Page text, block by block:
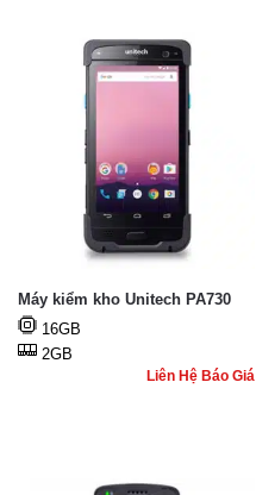
Máy kiểm kho Unitech PA730
16GB
2GB
Liên Hệ Báo Giá